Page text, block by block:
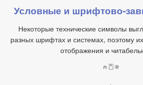
Условные и
Некоторые технические символы
разных шрифтах и системах, поэтому
отображения и
⍝ ⍞ ⍟